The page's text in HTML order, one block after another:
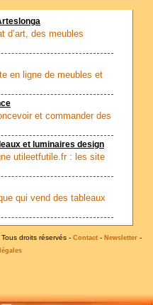
d’art, des meubles
en ligne de meubles et
et commander des
et luminaires design
utileetfutile.fr : les site
qui vend des tableaux
droits réservés - Contact - Newsletter -